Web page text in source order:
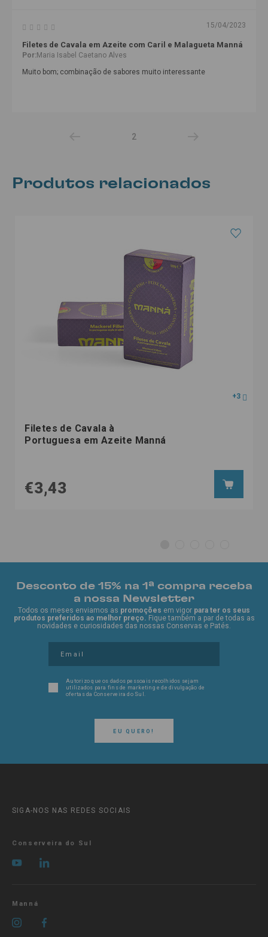
15/04/2023
Filetes de Cavala em Azeite com Caril e Malagueta Manná
Por:Maria Isabel Caetano Alves
Muito bom; combinação de sabores muito interessante
2
Produtos relacionados
+3
Filetes de Cavala à
Portuguesa em Azeite Manná
€3,43
Desconto de 15% na 1ª compra receba
a nossa Newsletter
Todos os meses enviamos as promoções em vigor para ter os seus
produtos preferidos ao melhor preço. Fique também a par de todas as
novidades e curiosidades das nossas Conservas e Patés.
EU QUERO!
Autorizo que os dados pessoais recolhidos sejam
utilizados para fins de marketing e de divulgação de
ofertas da Conserveira do Sul.
SIGA-NOS NAS REDES SOCIAIS
Conserveira do Sul
Manná